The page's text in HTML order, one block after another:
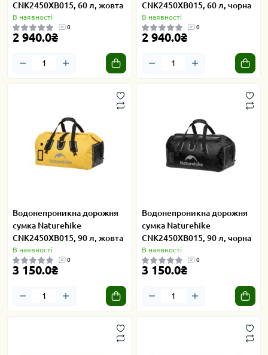
CNK2450XB015, 60 л, жовта
В наявності
0
2 940.0₴
CNK2450XB015, 60 л, чорна
В наявності
0
2 940.0₴
Водонепроникна дорожня
сумка Naturehike
CNK2450XB015, 90 л, жовта
В наявності
0
3 150.0₴
Водонепроникна дорожня
сумка Naturehike
CNK2450XB015, 90 л, чорна
В наявності
0
3 150.0₴